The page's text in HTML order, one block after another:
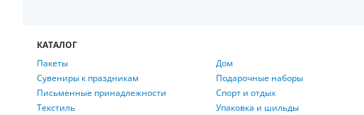
КАТАЛОГ
Пакеты
Сувениры к праздникам
Письменные принадлежности
Текстиль
Дом
Подарочные наборы
Спорт и отдых
Упаковка и шильды